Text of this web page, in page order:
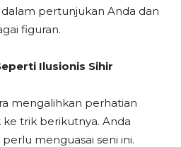
pertunjukan Anda dan
figuran.
Ilusionis Sihir
mengalihkan perhatian
trik berikutnya. Anda
menguasai seni ini.